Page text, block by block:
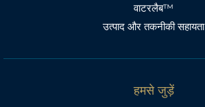
वाटरलैब™
उत्पाद और तकनीकी सहायता
हमसे जुड़ें